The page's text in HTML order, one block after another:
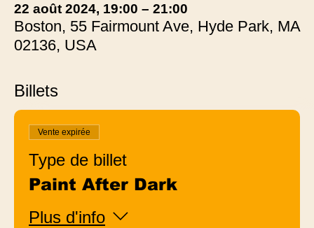
22 août 2024, 19:00 – 21:00
Boston, 55 Fairmount Ave, Hyde Park, MA
02136, USA
Billets
Vente expirée
Type de billet
Paint After Dark
Plus d'info